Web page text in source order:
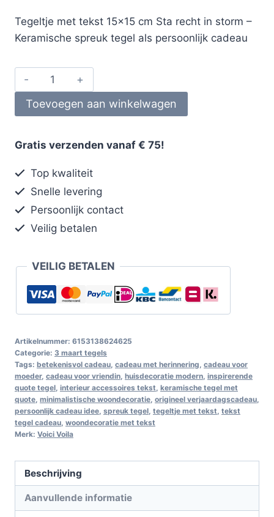
Tegeltje met tekst 15×15 cm Sta recht in storm –
Keramische spreuk tegel als persoonlijk cadeau
Toevoegen aan winkelwagen
Gratis verzenden vanaf € 75!
Top kwaliteit
Snelle levering
Persoonlijk contact
Veilig betalen
VEILIG BETALEN
Artikelnummer: 6153138624625
Categorie: 3 maart tegels
Tags: betekenisvol cadeau cadeau met herinnering cadeau voor
moeder, cadeau voor vriendin huisdecoratie modern inspirerende
quote tegel interieur accessoires tekst keramische tegel met
quote minimalistische woondecoratie origineel verjaardagscadeau
persoonlijk cadeau idee spreuk tegel tegeltje met tekst tekst
tegel cadeau woondecoratie met tekst
Merk: Voici Voila
Beschrijving
Aanvullende informatie